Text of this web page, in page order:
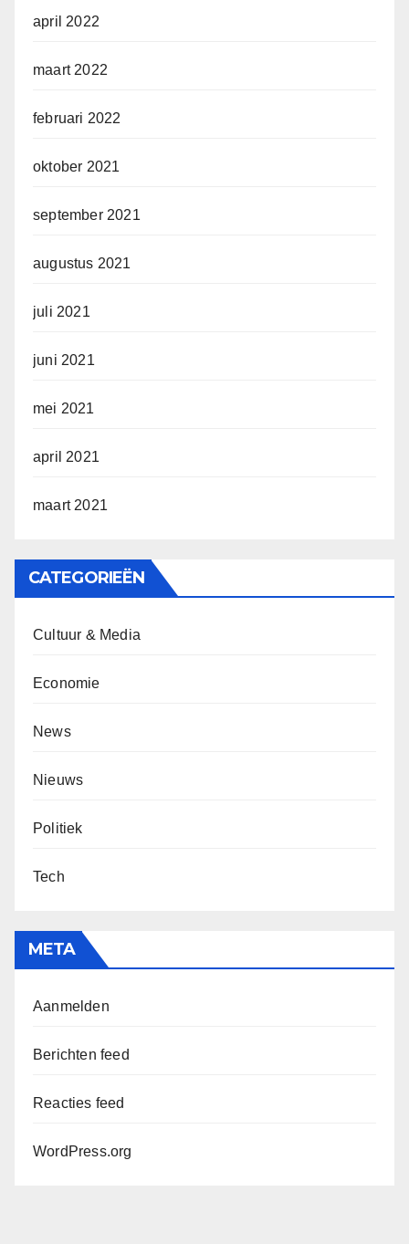
april 2022
maart 2022
februari 2022
oktober 2021
september 2021
augustus 2021
juli 2021
juni 2021
mei 2021
april 2021
maart 2021
CATEGORIEËN
Cultuur & Media
Economie
News
Nieuws
Politiek
Tech
META
Aanmelden
Berichten feed
Reacties feed
WordPress.org